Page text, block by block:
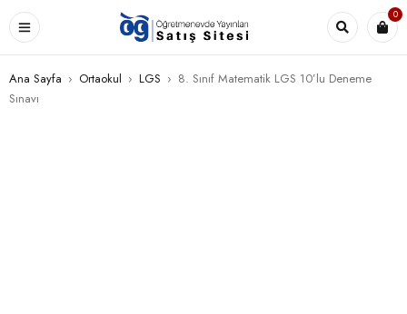
0
Ana Sayfa › Ortaokul › LGS › 8. Sınıf Matematik LGS 10’lu Deneme
Sınavı